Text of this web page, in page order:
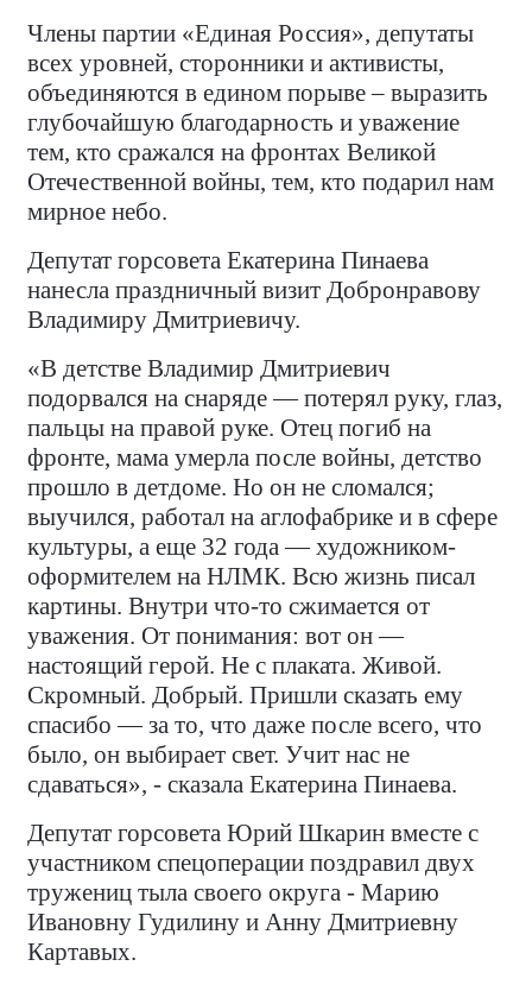
Члены партии «Единая Россия», депутаты
всех уровней, сторонники и активисты,
объединяются в едином порыве – выразить
глубочайшую благодарность и уважение
тем, кто сражался на фронтах Великой
Отечественной войны, тем, кто подарил нам
мирное небо.
Депутат горсовета Екатерина Пинаева
нанесла праздничный визит Добронравову
Владимиру Дмитриевичу.
«В детстве Владимир Дмитриевич
подорвался на снаряде — потерял руку, глаз,
пальцы на правой руке. Отец погиб на
фронте, мама умерла после войны, детство
прошло в детдоме. Но он не сломался;
выучился, работал на аглофабрике и в сфере
культуры, а еще 32 года — художником-
оформителем на НЛМК. Всю жизнь писал
картины. Внутри что-то сжимается от
уважения. От понимания: вот он —
настоящий герой. Не с плаката. Живой.
Скромный. Добрый. Пришли сказать ему
спасибо — за то, что даже после всего, что
было, он выбирает свет. Учит нас не
сдаваться», - сказала Екатерина Пинаева.
Депутат горсовета Юрий Шкарин вместе с
участником спецоперации поздравил двух
тружениц тыла своего округа - Марию
Ивановну Гудилину и Анну Дмитриевну
Картавых.